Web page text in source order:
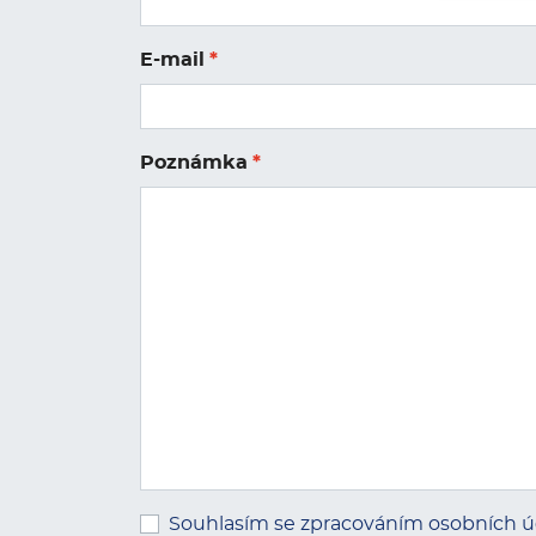
E-mail *
Poznámka *
Souhlasím se zpracováním osobních